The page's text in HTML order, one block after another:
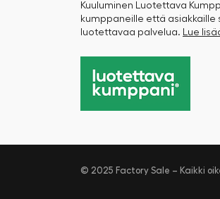
Kuuluminen Luotettava
kumppaneille että
luotettavaa palvelua. Lue
© 2025 Factory Sale – Kaikki